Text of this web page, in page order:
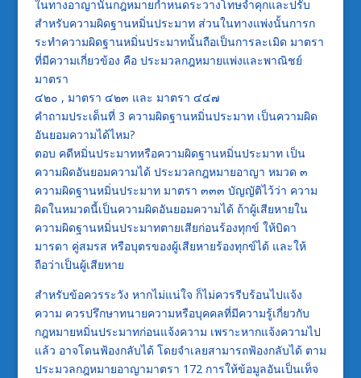
ในทางอาญานั้นกฎหมายกำหนดระวางโทษจำคุกและปรับ
สำหรับความผิดฐานหมิ่นประมาท ส่วนในทางแพ่งนั้นการก
ระทำความผิดฐานหมิ่นประมาทนั้นถือเป็นการละเมิด มาตรา
ที่มีความเกี่ยวข้อง คือ ประมวลกฎหมายแพ่งและพาณิชย์
มาตรา
๔๒๐ , มาตรา ๔๒๓ และ มาตรา ๔๔๗
คำถามประเด็นที่ 3 ความผิดฐานหมิ่นประมาท เป็นความผิด
อันยอมความได้ไหม?
ตอบ คดีหมิ่นประมาทหรือความผิดฐานหมิ่นประมาท เป็น
ความผิดอันยอมความได้ ประมวลกฎหมายอาญา หมวด ๓
ความผิดฐานหมิ่นประมาท มาตรา ๓๓๓ บัญญัติไว้ว่า ความ
ผิดในหมวดนี้เป็นความผิดอันยอมความได้ ถ้าผู้เสียหายใน
ความผิดฐานหมิ่นประมาทตายเสียก่อนร้องทุกข์ ให้บิดา
มารดา คู่สมรส หรือบุตรของผู้เสียหายร้องทุกข์ได้ และให้
ถือว่าเป็นผู้เสียหาย
สำหรับข้อควรระวัง หากไม่แน่ใจ ก็ไม่ควรรีบร้อนไปแจ้ง
ความ ควรปรึกษาทนายความหรือบุคคลที่มีความรู้เกี่ยวกับ
กฎหมายหมิ่นประมาทก่อนแจ้งความ เพราะหากแจ้งความไป
แล้ว อาจโดนฟ้องกลับได้ โดยจำเลยสามารถฟ้องกลับได้ ตาม
ประมวลกฎหมายอาญามาตรา 172 การให้ข้อมูลอันเป็นเท็จ